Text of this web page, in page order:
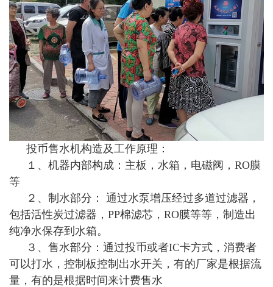
投币售水机构造及工作原理：
１、机器内部构成：主板，水箱，电磁阀，RO膜
等
２、制水部分： 通过水泵增压经过多道过滤器，
包括活性炭过滤器，PP棉滤芯，RO膜等等，制造出
纯净水保存到水箱。
３、售水部分：通过投币或者IC卡方式，消费者
可以打水，控制板控制出水开关，有的厂家是根据流
量，有的是根据时间来计费售水